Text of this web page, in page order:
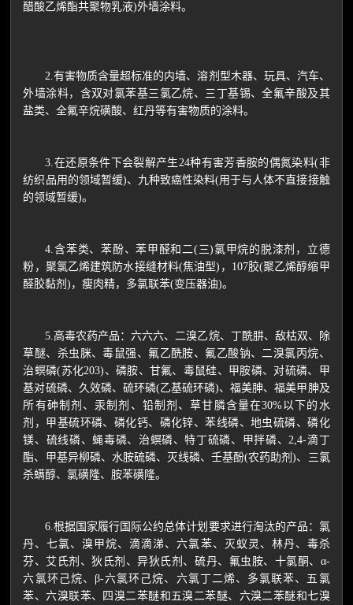
醋酸乙烯酯共聚物乳液)外墙涂料。
2.有害物质含量超标准的内墙、溶剂型木器、玩具、汽车、
外墙涂料，含双对氯苯基三氯乙烷、三丁基锡、全氟辛酸及其
盐类、全氟辛烷磺酸、红丹等有害物质的涂料。
3.在还原条件下会裂解产生24种有害芳香胺的偶氮染料(非
纺织品用的领域暂缓)、九种致癌性染料(用于与人体不直接接触
的领域暂缓)。
4.含苯类、苯酚、苯甲醛和二(三)氯甲烷的脱漆剂，立德
粉，聚氯乙烯建筑防水接缝材料(焦油型)，107胶(聚乙烯醇缩甲
醛胶黏剂)，瘦肉精，多氯联苯(变压器油)。
5.高毒农药产品：六六六、二溴乙烷、丁酰肼、敌枯双、除
草醚、杀虫脒、毒鼠强、氟乙酰胺、氟乙酸钠、二溴氯丙烷、
治螟磷(苏化203)、磷胺、甘氟、毒鼠硅、甲胺磷、对硫磷、甲
基对硫磷、久效磷、硫环磷(乙基硫环磷)、福美胂、福美甲胂及
所有砷制剂、汞制剂、铅制剂、草甘膦含量在30%以下的水
剂，甲基硫环磷、磷化钙、磷化锌、苯线磷、地虫硫磷、磷化
镁、硫线磷、蝇毒磷、治螟磷、特丁硫磷、甲拌磷、2,4-滴丁
酯、甲基异柳磷、水胺硫磷、灭线磷、壬基酚(农药助剂)、三氯
杀螨醇、氯磺隆、胺苯磺隆。
6.根据国家履行国际公约总体计划要求进行淘汰的产品：氯
丹、七氯、溴甲烷、滴滴涕、六氯苯、灭蚁灵、林丹、毒杀
芬、艾氏剂、狄氏剂、异狄氏剂、硫丹、氟虫胺、十氯酮、α-
六氯环己烷、β-六氯环己烷、六氯丁二烯、多氯联苯、五氯
苯、六溴联苯、四溴二苯醚和五溴二苯醚、六溴二苯醚和七溴